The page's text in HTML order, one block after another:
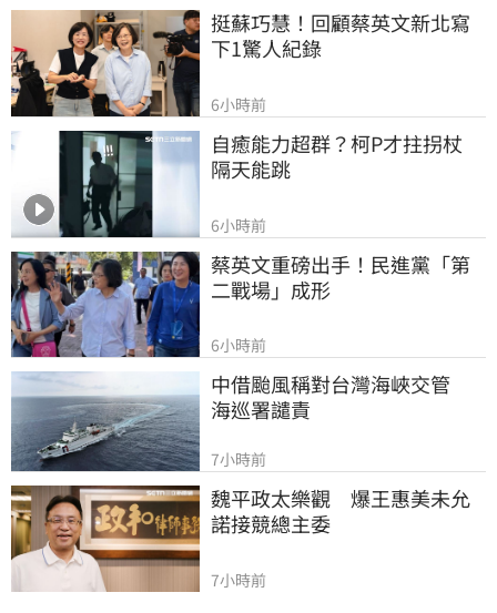
挺蘇巧慧！回顧蔡英文新北寫
下1驚人紀錄
6小時前
自癒能力超群？柯P才拄拐杖
隔天能跳
6小時前
蔡英文重磅出手！民進黨「第
二戰場」成形
6小時前
中借颱風稱對台灣海峽交管
海巡署譴責
7小時前
魏平政太樂觀　爆王惠美未允
諾接競總主委
7小時前